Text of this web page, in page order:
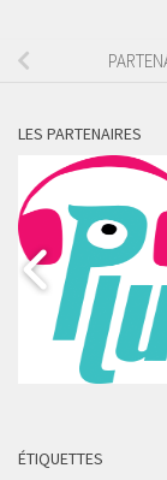
LES PARTENAIRES
ÉTIQUETTES